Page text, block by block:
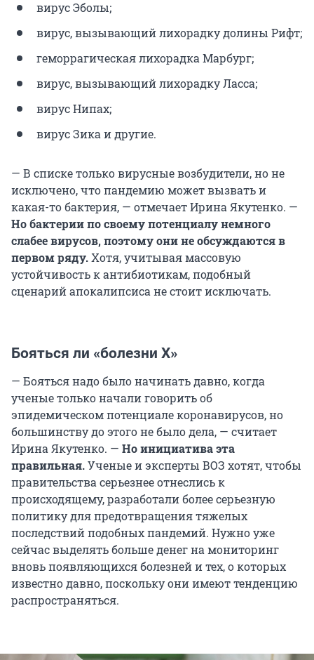
вирус Эболы;
вирус, вызывающий лихорадку долины Рифт;
геморрагическая лихорадка Марбург;
вирус, вызывающий лихорадку Ласса;
вирус Нипах;
вирус Зика и другие.
— В списке только вирусные возбудители, но не
исключено, что пандемию может вызвать и
какая-то бактерия, — отмечает Ирина Якутенко. —
Но бактерии по своему потенциалу немного
слабее вирусов, поэтому они не обсуждаются в
первом ряду.Хотя, учитывая массовую
устойчивость к антибиотикам, подобный
сценарий апокалипсиса не стоит исключать.
Бояться ли «болезни Х»
— Бояться надо было начинать давно, когда
ученые только начали говорить об
эпидемическом потенциале коронавирусов, но
большинству до этого не было дела, — считает
Ирина Якутенко. — Но инициатива эта
правильная.Ученые и эксперты ВОЗ хотят, чтобы
правительства серьезнее отнеслись к
происходящему, разработали более серьезную
политику для предотвращения тяжелых
последствий подобных пандемий. Нужно уже
сейчас выделять больше денег на мониторинг
вновь появляющихся болезней и тех, о которых
известно давно, поскольку они имеют тенденцию
распространяться.